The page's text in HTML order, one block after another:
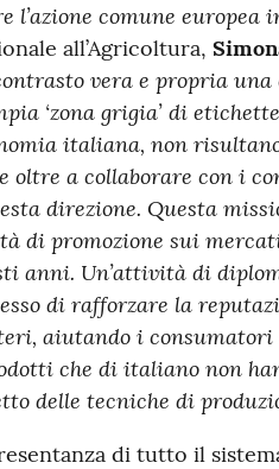
l’azione comune europea
all’Agricoltura,
vera e propria
‘zona grigia’ di
italiana, non
oltre a collaborare con i
direzione. Questa
di promozione sui
anni. Un’attività di
di rafforzare la
aiutando i
che di italiano non
delle tecniche di
di tutto il